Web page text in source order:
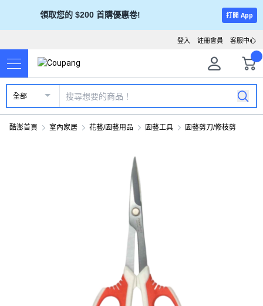
領取您的 $200 首購優惠卷! 打開 App
客服中心
註冊會員
登入
全部
酷澎首頁 室內家居 花藝/園藝用品 園藝工具 園藝剪刀/修枝剪